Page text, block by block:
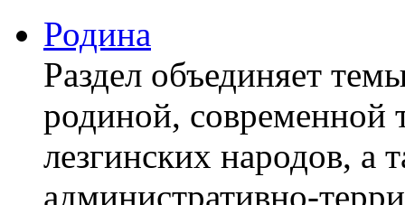
Родина
Раздел объединяет
родиной, современной
лезгинских народов, а
административно-